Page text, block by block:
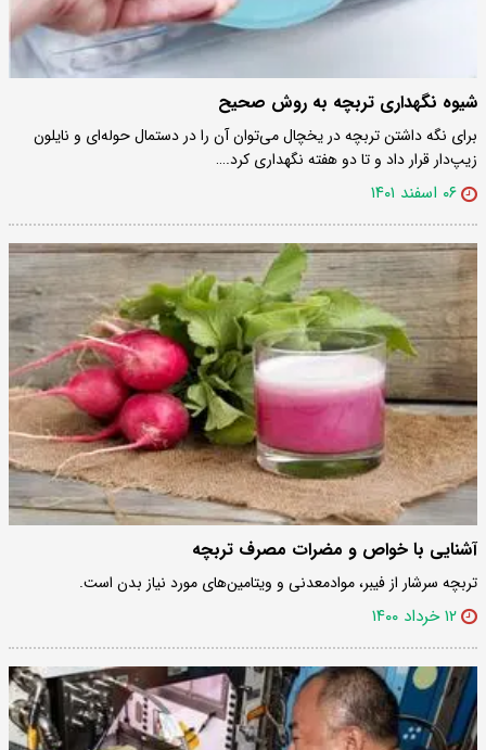
شیوه نگهداری تربچه به روش صحیح
برای نگه داشتن تربچه در یخچال می‌توان آن را در دستمال حوله‌ای و نایلون
زیپ‌دار قرار داد و تا دو هفته نگهداری کرد.…
۰۶ اسفند ۱۴۰۱
آشنایی با خواص و مضرات مصرف تربچه
تربچه سرشار از فیبر، موادمعدنی و ویتامین‌های مورد نیاز بدن است.
۱۲ خرداد ۱۴۰۰